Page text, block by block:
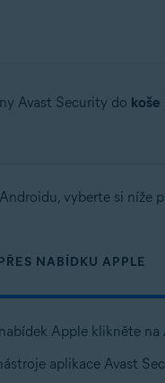
Avast Security do koše
vyberte si níže
NABÍDKU APPLE
Apple klikněte na
aplikace Avast